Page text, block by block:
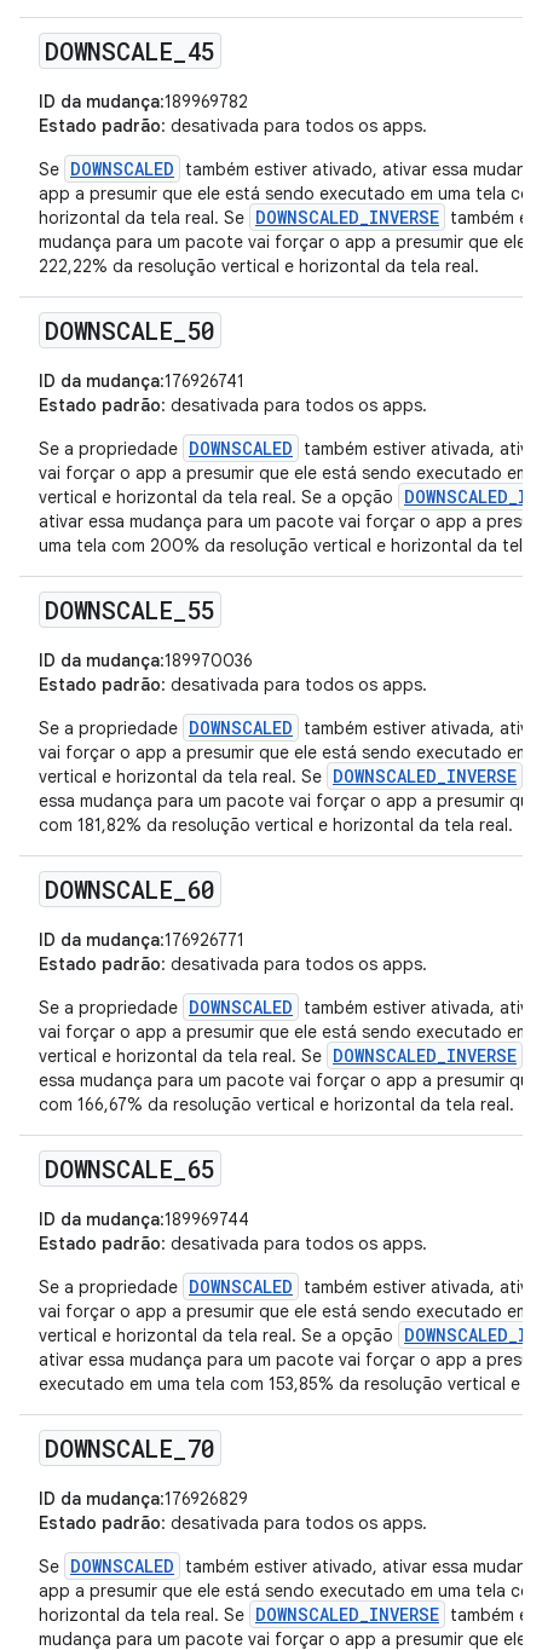
DOWNSCALE 45
ID da mudança:189969782
Estado padrão: desativada para todos os apps.
Se DOWNSCALED
também estiver ativado, ativar essa
app a presumir que ele está sendo executado em uma tela
horizontal da tela real. Se DOWNSCALED_INVERSE também
mudança para um pacote vai forçar o app a presumir que ele
222,22% da resolução vertical e horizontal da tela real.
DOWNSCALE 50
ID da mudança:176926741
Estado padrão: desativada para todos os apps.
Se a propriedade DOWNSCALED
também estiver ativada,
vai forçar o app a presumir que ele está sendo executado em
vertical e horizontal da tela real. Se a opção
ativar essa mudança para um pacote vai forçar o app a
uma tela com 200% da resolução vertical e horizontal da tela
DOWNSCALE 55
ID da mudança:189970036
Estado padrão: desativada para todos os apps.
Se a propriedade DOWNSCALED
também estiver ativada,
vai forçar o app a presumir que ele está sendo executado em
vertical e horizontal da tela real. Se DOWNSCALED_INVERSE
essa mudança para um pacote vai forçar o app a presumir
com 181,82% da resolução vertical e horizontal da tela real.
DOWNSCALE 60
ID da mudança:176926771
Estado padrão: desativada para todos os apps.
Se a propriedade DOWNSCALED
também estiver ativada,
vai forçar o app a presumir que ele está sendo executado em
vertical e horizontal da tela real. Se DOWNSCALED_INVERSE
essa mudança para um pacote vai forçar o app a presumir
com 166,67% da resolução vertical e horizontal da tela real.
DOWNSCALE 65
ID da mudança:189969744
Estado padrão: desativada para todos os apps.
Se a propriedade DOWNSCALED
também estiver ativada,
vai forçar o app a presumir que ele está sendo executado em
vertical e horizontal da tela real. Se a opção
ativar essa mudança para um pacote vai forçar o app a
executado em uma tela com 153,85% da resolução vertical e
DOWNSCALE 70
ID da mudança:176926829
Estado padrão: desativada para todos os apps.
Se DOWNSCALED
também estiver ativado, ativar essa
app a presumir que ele está sendo executado em uma tela
horizontal da tela real. Se DOWNSCALED_INVERSE também
mudança para um pacote vai forçar o app a presumir que ele